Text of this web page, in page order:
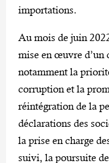
importations.
Au mois de juin
mise en œuvre d’un
notamment la
corruption et la
réintégration de la
déclarations des
la prise en charge
suivi, la poursuite